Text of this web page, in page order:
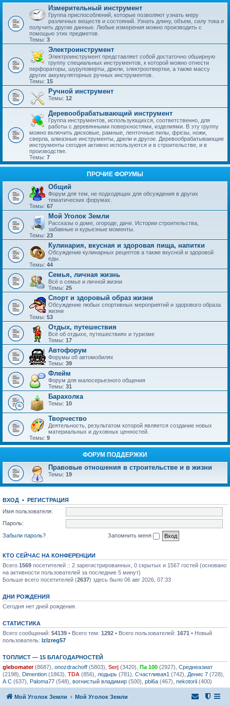
Измерительный инструмент
Группа приспособлений, которые позволяют узнать меру
различных веществ и состояний. Узнать длину, объем, силу тока и
получить другие данные. Любые измерения можно производить с
помощью этих предметов.
Темы: 3
Электроинструмент
Электроинструмент представляет собой достаточно обширную
группу специальных инструментов, к которой можно отнести
перфораторы, шуруповерты, дрели, электроотвертки, а также массу
других аккумуляторных ручных инструментов.
Темы: 15
Ручной инструмент
Темы: 12
Деревообрабатывающий инструмент
Группа инструментов, использующихся, соответственно, для
работы с деревянными поверхностями, изделиями. В эту группу
можно включить дисковые, рамные, ленточные пилы, фрезы, ножи,
сверла, алмазные инструменты, дрели и другое. Деревообрабатывающие
инструменты сегодня активно используются и в строительстве, и в
производстве.
Темы: 7
ПРОЧИЕ ФОРУМЫ
Общий
Форум для тем, не подходящих для обсуждения в других
тематических форумах.
Темы: 67
Мой Уголок Земли
Рассказы о доме, огороде, даче. Истории строительства,
забавные и курьезные моменты.
Темы: 23
Кулинария, вкусная и здоровая пища, напитки
Обсуждение кулинарных рецептов а также вкусной и здоровой
еды.
Темы: 44
Семья, личная жизнь
Всё о семье и личной жизни
Темы: 25
Спорт и здоровый образ жизни
Обсуждение любых спортивных мероприятий и здорового образа
жизни
Темы: 53
Отдых, путешествия
Всё об отдыхе, путешествиях и туризме
Темы: 17
Автофорум
Форумы об автомобилях
Темы: 39
Флейм
Форум для малосерьезного общения
Темы: 31
Барахолка
Темы: 10
Творчество
Деятельность, результатом которой является создание новых
материальных и духовных ценностей.
Темы: 9
ФОРУМ ПОДДЕРЖКИ
Правовые отношения в строительстве и в жизни
Темы: 19
ВХОД • РЕГИСТРАЦИЯ
Имя пользователя:
Пароль:
Забыли пароль?
Запомнить меня
КТО СЕЙЧАС НА КОНФЕРЕНЦИИ
Всего 1569 посетителей :: 2 зарегистрированных, 0 скрытых и 1567 гостей (основано
на активности пользователей за последние 5 минут)
Больше всего посетителей (2637) здесь было 06 авг 2026, 07:33
ДНИ РОЖДЕНИЯ
Сегодня нет дней рождения.
СТАТИСТИКА
Всего сообщений: 54139 • Всего тем: 1292 • Всего пользователей: 1671 • Новый
пользователь: lzlzreg57
ТОПЛИСТ — 15 БЛАГОДАРНОСТЕЙ
glebomater(8687), onozdrachoff (5803), Serj (3420), Па 100 (2927), Среднеазиат
(2198), Dimention (1863), TDA (856), лодырь (781), Счастливая1 (742), Денис 7 (728),
А С (637), Paloma77 (548), вогнистый владимир (500), pbi6a (467), nekotorii (400)
Мой Уголок Земли Мой Уголок Земли